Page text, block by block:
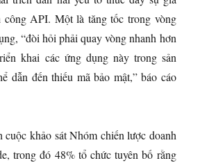
công API. Một là tăng tốc trong vòng
“đòi hỏi phải quay vòng nhanh hơn
khai các ứng dụng này trong sản
dẫn đến thiếu mã bảo mật,” báo cáo
cuộc khảo sát Nhóm chiến lược doanh
trong đó 48% tổ chức tuyên bố rằng